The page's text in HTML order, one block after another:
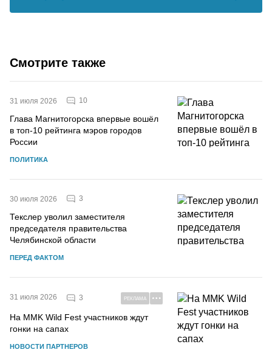
Смотрите также
31 июля 2026 10
Глава Магнитогорска впервые вошёл
в топ-10 рейтинга мэров городов
России
ПОЛИТИКА
30 июля 2026 3
Текслер уволил заместителя
председателя правительства
Челябинской области
ПЕРЕД ФАКТОМ
31 июля 2026 3 РЕКЛАМА
На MMK Wild Fest участников ждут
гонки на сапах
НОВОСТИ ПАРТНЕРОВ